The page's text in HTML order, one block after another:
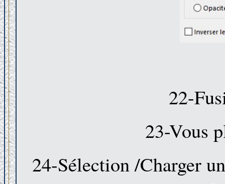
22-
23-Vous
24-Sélection /Charger